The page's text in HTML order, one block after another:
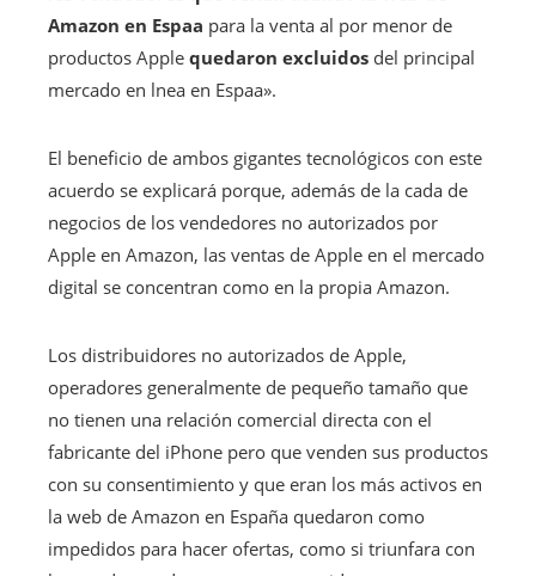
Amazon en Espaa para la venta al por menor de
productos Apple quedaron excluidos del principal
mercado en lnea en Espaa».
El beneficio de ambos gigantes tecnológicos con este
acuerdo se explicará porque, además de la cada de
negocios de los vendedores no autorizados por
Apple en Amazon, las ventas de Apple en el mercado
digital se concentran como en la propia Amazon.
Los distribuidores no autorizados de Apple,
operadores generalmente de pequeño tamaño que
no tienen una relación comercial directa con el
fabricante del iPhone pero que venden sus productos
con su consentimiento y que eran los más activos en
la web de Amazon en España quedaron como
impedidos para hacer ofertas, como si triunfara con